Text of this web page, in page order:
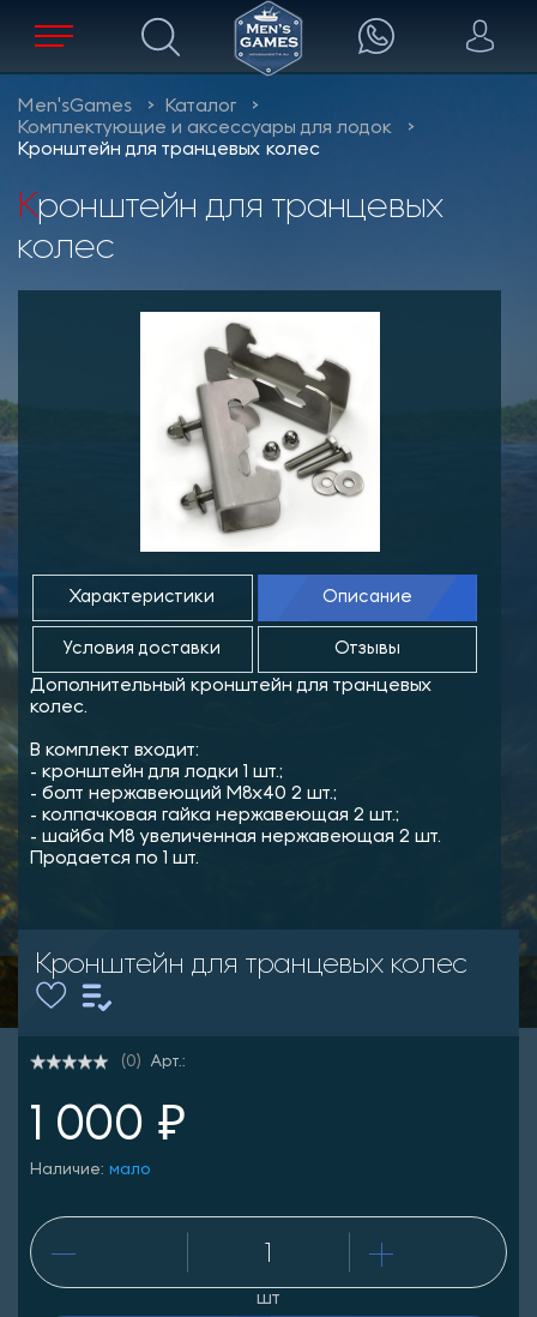
Men'sGames
Каталог
Комплектующие и аксессуары для лодок
Кронштейн для транцевых колес
Кронштейн для транцевых
колес
Характеристики Описание
Условия доставки Отзывы
Дополнительный кронштейн для транцевых
колес.
В комплект входит:
- кронштейн для лодки 1 шт.;
- болт нержавеющий М8х40 2 шт.;
- колпачковая гайка нержавеющая 2 шт.;
- шайба М8 увеличенная нержавеющая 2 шт.
Продается по 1 шт.
Кронштейн для транцевых колес
(0) Арт.:
1 000 ₽
Наличие: мало
шт